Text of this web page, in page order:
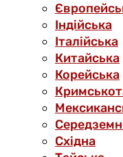
Індійська
Італійська
Китайська
Корейська
Східна